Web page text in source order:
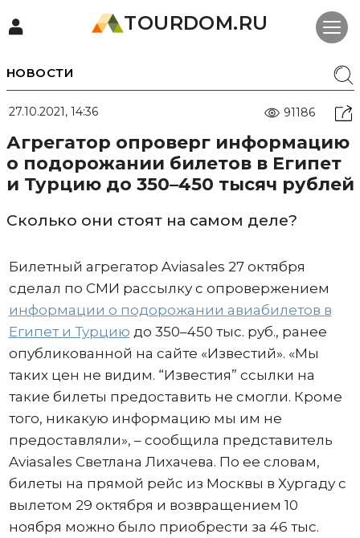
TOURDOM.RU
НОВОСТИ
27.10.2021, 14:36 91186
Агрегатор опроверг информацию
о подорожании билетов в Египет
и Турцию до 350–450 тысяч рублей
Сколько они стоят на самом деле?
Билетный агрегатор Aviasales 27 октября
сделал по СМИ рассылку с опровержением
информации о подорожании авиабилетов в
Египет и Турцию до 350–450 тыс. руб., ранее
опубликованной на сайте «Известий». «Мы
таких цен не видим. “Известия” ссылки на
такие билеты предоставить не смогли. Кроме
того, никакую информацию мы им не
предоставляли», – сообщила представитель
Aviasales Светлана Лихачева. По ее словам,
билеты на прямой рейс из Москвы в Хургаду с
вылетом 29 октября и возвращением 10
ноября можно было приобрести за 46 тыс.